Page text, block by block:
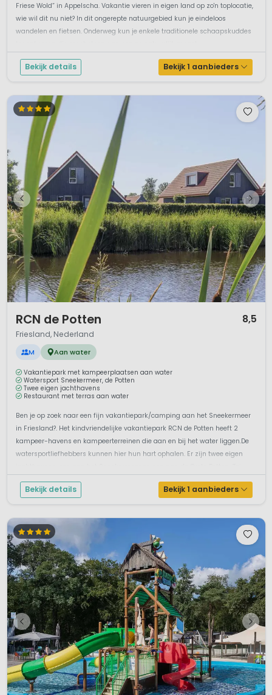
Friese Wold” in Appelscha. Vakantie vieren in eigen land op zo'n toplocatie,
wie wil dit nu niet? In dit ongerepte natuurgebied kun je eindeloos
wandelen en fietsen. Onderweg kun je enkele traditionele schaapskuddes
Bekijk details Bekijk 1 aanbieders
RCN de Potten 8,5
Friesland, Nederland
M Aan water
Vakantiepark met kampeerplaatsen aan water
Watersport Sneekermeer, de Potten
Twee eigen jachthavens
Restaurant met terras aan water
Ben je op zoek naar een fijn vakantiepark/camping aan het Sneekermeer
in Friesland?. Het kindvriendelijke vakantiepark RCN de Potten heeft 2
kampeer-havens en kampeerterreinen die aan en bij het water liggen.De
watersportliefhebbers kunnen hier hun hart ophalen. Er zijn twee eigen
Bekijk details Bekijk 1 aanbieders